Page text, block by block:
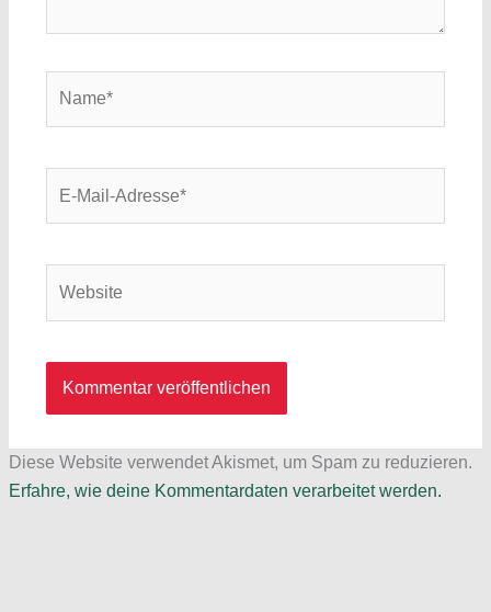
Diese Website verwendet Akismet, um Spam zu reduzieren.
Erfahre, wie deine Kommentardaten verarbeitet werden.